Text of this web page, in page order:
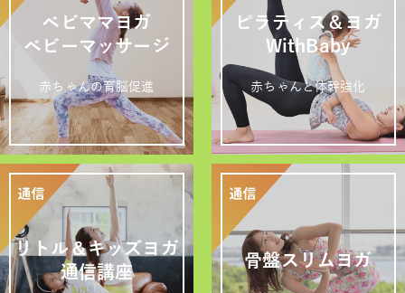
ベビママヨガ
ベビーマッサージ
赤ちゃんの育脳促進
ピラティス＆ヨガ
WithBaby
赤ちゃんと体幹強化
リトル＆キッズヨガ
通信講座
骨盤スリムヨガ